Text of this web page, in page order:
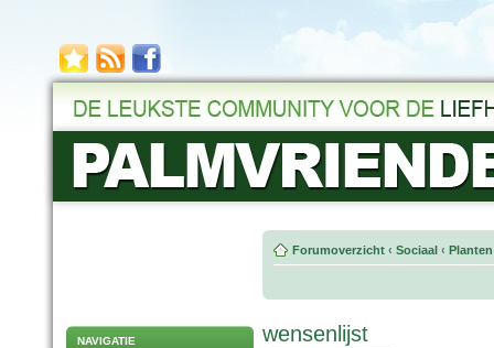
NAVIGATIE
Forumoverzicht ‹ Sociaal ‹
wensenlijst